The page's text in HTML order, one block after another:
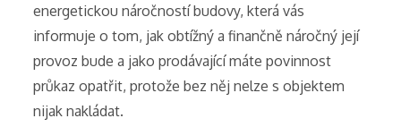
energetickou náročností budovy, která vás
informuje o tom, jak obtížný a finančně náročný její
provoz bude a jako prodávající máte povinnost
průkaz opatřit, protože bez něj nelze s objektem
nijak nakládat.